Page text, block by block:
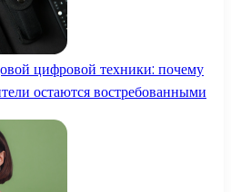
цифровой техники: почему
остаются востребованными